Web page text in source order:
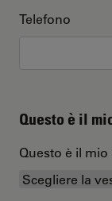
Telefono
Questo è il
Questo è il